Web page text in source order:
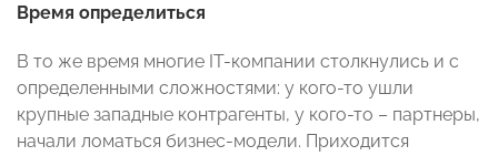
Время определиться
В то же время многие IT-компании столкнулись и с
определенными сложностями: у кого-то ушли
крупные западные контрагенты, у кого-то – партнеры,
начали ломаться бизнес-модели. Приходится